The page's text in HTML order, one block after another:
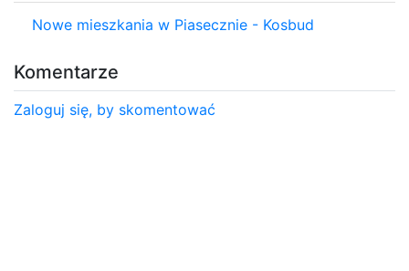
Nowe mieszkania w Piasecznie - Kosbud
Komentarze
Zaloguj się, by skomentować